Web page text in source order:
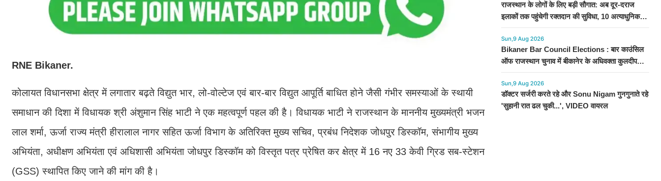
RNE Bikaner.
कोलायत विधानसभा क्षेत्र में लगातार बढ़ते विद्युत भार, लो-वोल्टेज एवं बार-बार विद्युत आपूर्ति बाधित होने जैसी गंभीर समस्याओं के स्थायी
समाधान की दिशा में विधायक श्री अंशुमान सिंह भाटी ने एक महत्वपूर्ण पहल की है। विधायक भाटी ने राजस्थान के माननीय मुख्यमंत्री भजन
लाल शर्मा, ऊर्जा राज्य मंत्री हीरालाल नागर सहित ऊर्जा विभाग के अतिरिक्त मुख्य सचिव, प्रबंध निदेशक जोधपुर डिस्कॉम, संभागीय मुख्य
अभियंता, अधीक्षण अभियंता एवं अधिशासी अभियंता जोधपुर डिस्कॉम को विस्तृत पत्र प्रेषित कर क्षेत्र में 16 नए 33 केवी ग्रिड सब-स्टेशन
(GSS) स्थापित किए जाने की मांग की है।
राजस्थान के लोगों के लिए बड़ी सौगात: अब दूर-दराज
इलाकों तक पहुंचेगी रक्तदान की सुविधा, 10 अत्याधुनिक
वाहन रवाना
Sun,9 Aug 2026
Bikaner Bar Council Elections : बार काउंसिल
ऑफ राजस्थान चुनाव में बीकानेर के अधिवक्ता कुलदीप
कुमार शर्मा की शानदार जीत
Sun,9 Aug 2026
डॉक्टर सर्जरी करते रहे और Sonu Nigam गुनगुनाते रहे
'सुहानी रात ढल चुकी...', VIDEO वायरल